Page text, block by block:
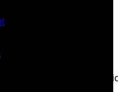
als "Byobu"